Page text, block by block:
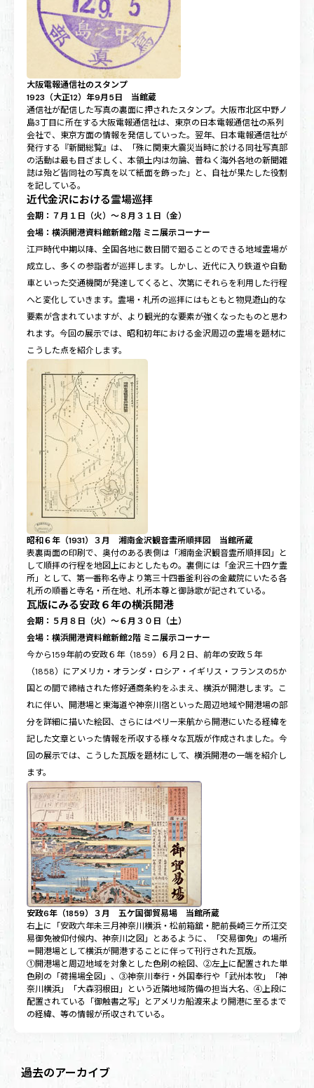
大阪電報通信社のスタンプ
1923（大正12）年9月5日 当館蔵
通信社が配信した写真の裏面に押されたスタンプ。大阪市北区中野ノ
島3丁目に所在する大阪電報通信社は、東京の日本電報通信社の系列
会社で、東京方面の情報を発信していった。翌年、日本電報通信社が
発行する『新聞総覧』は、「殊に関東大震災当時に於ける同社写真部
の活動は最も目ざましく、本領土内は勿論、普ねく海外各地の新聞雑
誌は殆ど皆同社の写真を以て紙面を飾った」と、自社が果たした役割
を記している。
近代金沢における霊場巡拝
会期：７月１日（火）～８月３１日（金）
会場：横浜開港資料館新館2階 ミニ展示コーナー
江戸時代中期以降、全国各地に数日間で廻ることのできる地域霊場が
成立し、多くの参詣者が巡拝します。しかし、近代に入り鉄道や自動
車といった交通機関が発達してくると、次第にそれらを利用した行程
へと変化していきます。霊場・札所の巡拝にはもともと物見遊山的な
要素が含まれていますが、より観光的な要素が強くなったものと思わ
れます。今回の展示では、昭和初年における金沢周辺の霊場を題材に
こうした点を紹介します。
昭和６年（1931）３月 湘南金沢観音霊所順拝図 当館所蔵
表裏両面の印刷で、奥付のある表側は「湘南金沢観音霊所順拝図」と
して順拝の行程を地図上におとしたもの。裏側には「金沢三十四ケ霊
所」として、第一番称名寺より第三十四番釜利谷の金蔵院にいたる各
札所の順番と寺名・所在地、札所本尊と御詠歌が記されている。
瓦版にみる安政６年の横浜開港
会期：５月８日（火）～６月３０日（土）
会場：横浜開港資料館新館2階 ミニ展示コーナー
今から159年前の安政６年（1859）６月２日、前年の安政５年
（1858）にアメリカ・オランダ・ロシア・イギリス・フランスの5か
国との間で締結された修好通商条約をふまえ、横浜が開港します。こ
れに伴い、開港場と東海道や神奈川宿といった周辺地域や開港場の部
分を詳細に描いた絵図、さらにはペリー来航から開港にいたる経緯を
記した文章といった情報を所収する様々な瓦版が作成されました。今
回の展示では、こうした瓦版を題材にして、横浜開港の一端を紹介し
ます。
安政6年（1859）３月 五ケ国御貿易場 当館所蔵
右上に「安政六年未三月神奈川横浜・松前箱舘・肥前長崎三ケ所江交
易御免被仰付候内、神奈川之図」とあるように、「交易御免」の場所
＝開港場として横浜が開港することに伴って刊行された瓦版。
①開港場と周辺地域を対象とした色刷の絵図、②左上に配置された単
色刷の「荷揚場全図」、③神奈川奉行・外国奉行や「武州本牧」「神
奈川横浜」「大森羽根田」という近隣地域防備の担当大名、④上段に
配置されている「御触書之写」とアメリカ船渡来より開港に至るまで
の経緯、等の情報が所収されている。
過去のアーカイブ